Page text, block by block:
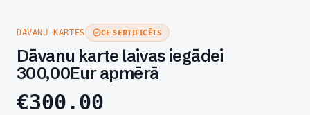
DĀVANU KARTES CE SERTIFICĒTS
Dāvanu karte laivas iegādei
300,00Eur apmērā
€300.00